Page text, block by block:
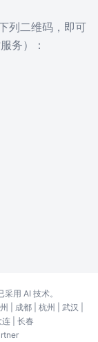
列二维码，即可
务）：
用 AI 技术。
成都| 杭州 武汉
连
长春